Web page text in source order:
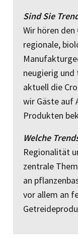
Sind Sie
Wir hören
regionale,
neugierig und
aktuell die
wir Gäste auf
Produkten
Welche
Regionalität
zentrale
an
vor ­allem an